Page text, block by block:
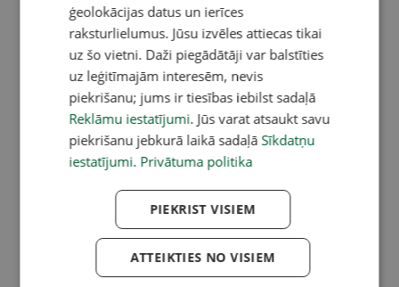
ģeolokācijas datus un ierīces
raksturlielumus. Jūsu izvēles attiecas tikai
uz šo vietni. Daži piegādātāji var balstīties
uz leģitīmajām interesēm, nevis
piekrišanu; jums ir tiesības iebilst sadaļā
Reklāmu iestatījumi. Jūs varat atsaukt savu
piekrišanu jebkurā laikā sadaļā Sīkdatņu
iestatījumi. Privātuma politika
PIEKRIST VISIEM
ATTEIKTIES NO VISIEM